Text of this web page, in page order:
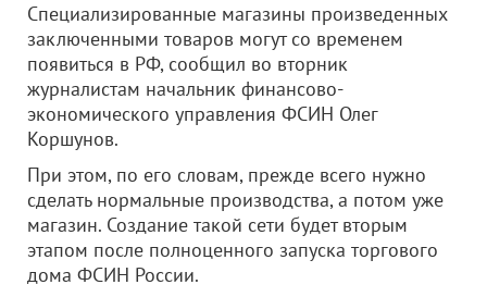
Специализированные магазины произведенных
заключенными товаров могут со временем
появиться в РФ, сообщил во вторник
журналистам начальник финансово-
экономического управления ФСИН Олег
Коршунов.
При этом, по его словам, прежде всего нужно
сделать нормальные производства, а потом уже
магазин. Создание такой сети будет вторым
этапом после полноценного запуска торгового
дома ФСИН России.